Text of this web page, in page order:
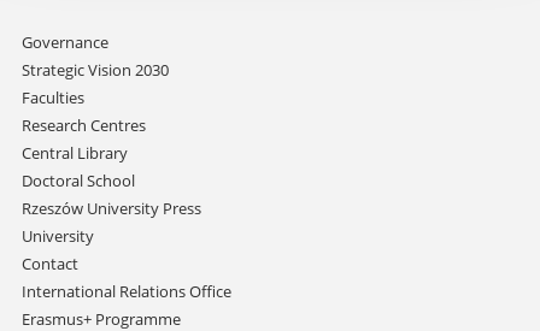
Skip
navigation
Governance
Strategic Vision 2030
Faculties
Research Centres
Central Library
Doctoral School
Rzeszów University Press
University
Contact
International Relations Office
Erasmus+ Programme